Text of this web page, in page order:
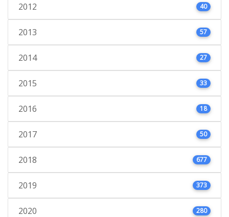
2012 40
2013 57
2014 27
2015 33
2016 18
2017 50
2018 677
2019 373
2020 280